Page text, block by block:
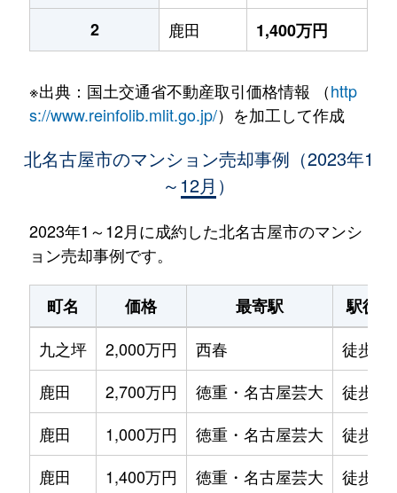
2
鹿田 1,400万円
※出典：国土交通省不動産取引価格情報 （http
s://www.reinfolib.mlit.go.jp/）を加工して作成
北名古屋市のマンション売却事例（2023年1
～12月）
2023年1～12月に成約した北名古屋市のマンシ
ョン売却事例です。
町名 価格 最寄駅
駅徒歩
九之坪
2,000万円 西春
徒歩7
鹿田
2,700万円 徳重・名古屋芸大
徒歩9
鹿田
1,000万円 徳重・名古屋芸大
徒歩8
鹿田
1,400万円 徳重・名古屋芸大
徒歩6